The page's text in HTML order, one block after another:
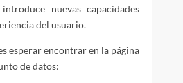
nuevas capacidades
del usuario.
esperar encontrar en la página
de datos: